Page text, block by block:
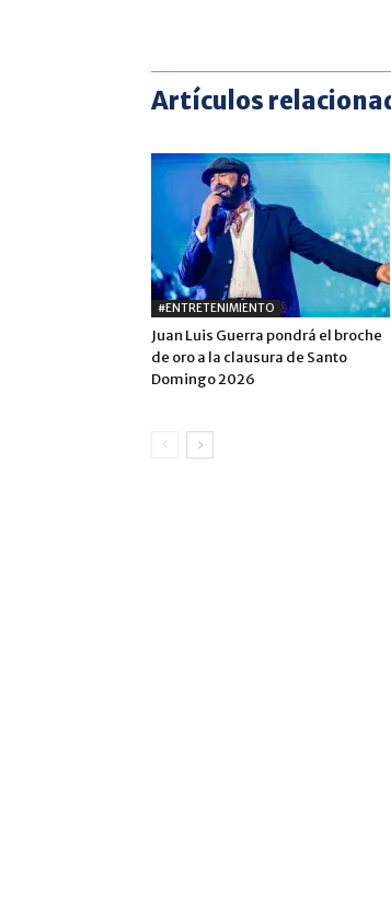
Artículos
#ENTRETENIMIENTO
Juan Luis Guerra pondrá el broche
de oro a la clausura de Santo
Domingo 2026